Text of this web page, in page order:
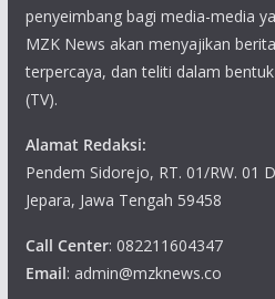
penyeimbang bagi media-media
MZK News akan menyajikan
terpercaya, dan teliti dalam
(TV).
Alamat Redaksi:
Pendem Sidorejo, RT. 01/RW. 01
Jepara, Jawa Tengah 59458
Call Center: 082211604347
Email: admin@mzknews.co